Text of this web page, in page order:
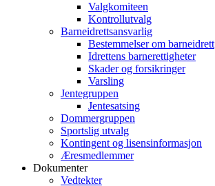
Valgkomiteen
Kontrollutvalg
Barneidrettsansvarlig
Bestemmelser om barneidrett
Idrettens barnerettigheter
Skader og forsikringer
Varsling
Jentegruppen
Jentesatsing
Dommergruppen
Sportslig utvalg
Kontingent og lisensinformasjon
Æresmedlemmer
Dokumenter
Vedtekter